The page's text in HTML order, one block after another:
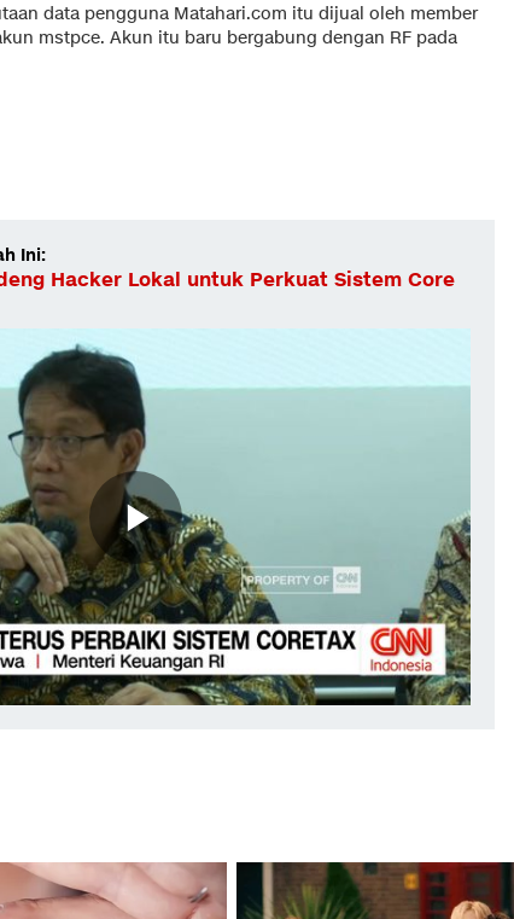
data pengguna Matahari.com itu dijual oleh member
mstpce. Akun itu baru bergabung dengan RF pada
Ini:
Hacker Lokal untuk Perkuat Sistem Core